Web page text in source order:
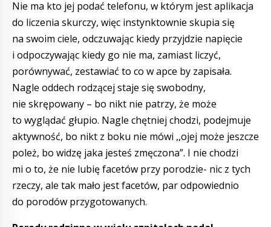
Nie ma kto jej podać telefonu, w którym jest aplikacja
do liczenia skurczy, więc instynktownie skupia się
na swoim ciele, odczuwając kiedy przyjdzie napięcie
i odpoczywając kiedy go nie ma, zamiast liczyć,
porównywać, zestawiać to co w apce by zapisała.
Nagle oddech rodzącej staje się swobodny,
nie skrępowany – bo nikt nie patrzy, że może
to wyglądać głupio. Nagle chętniej chodzi, podejmuje
aktywność, bo nikt z boku nie mówi ,,ojej może jeszcze
poleż, bo widzę jaka jesteś zmęczona”. I nie chodzi
mi o to, że nie lubię facetów przy porodzie- nic z tych
rzeczy, ale tak mało jest facetów, par odpowiednio
do porodów przygotowanych.